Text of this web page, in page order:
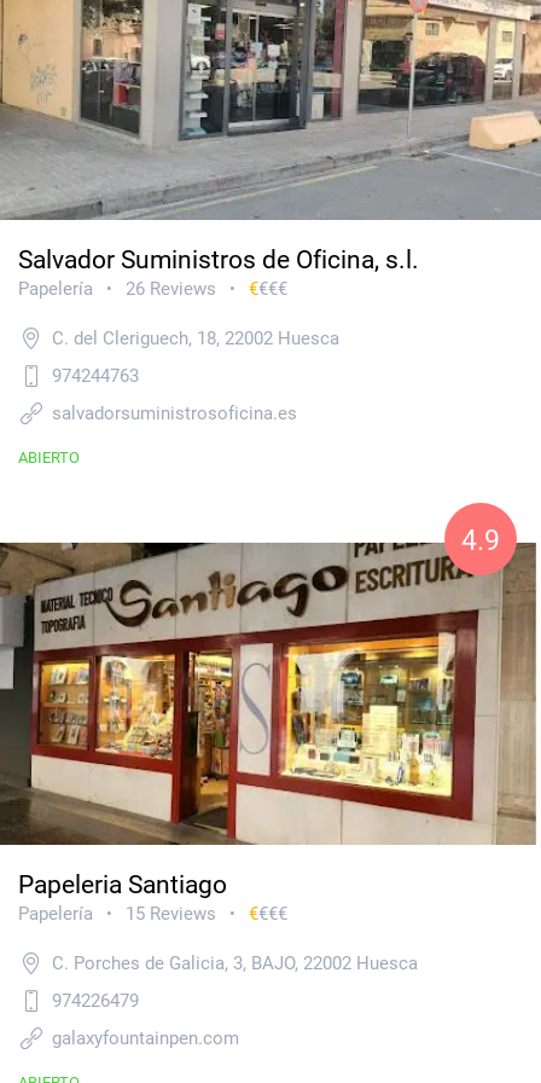
Salvador Suministros de Oficina, s.l.
Papelería • 26 Reviews • €€€€
C. del Cleriguech, 18, 22002 Huesca
974244763
salvadorsuministrosoficina.es
ABIERTO
4.9
Papeleria Santiago
Papelería • 15 Reviews • €€€€
C. Porches de Galicia, 3, BAJO, 22002 Huesca
974226479
galaxyfountainpen.com